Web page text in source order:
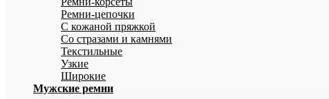
Ремни-цепочки
С кожаной пряжкой
Со стразами и камнями
Текстильные
Узкие
Широкие
Мужские ремни